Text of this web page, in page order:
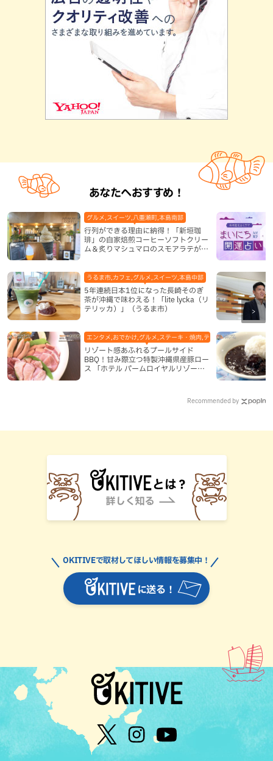
あなたへおすすめ！
行列ができる理由に納得！「新垣珈
琲」の自家焙煎コーヒーソフトクリー
ム＆炙りマシュマロのスモアラテが絶
グルメ,スイーツ,八重瀬町,本島南部
5年連続日本1位になった長崎そのぎ
茶が沖縄で味わえる！「lite lycka（リ
テリッカ）」（うるま市）
うるま市,カフェ,グルメ,スイーツ,本島中部
リゾート感あふれるプールサイド
BBQ！甘み際立つ特製沖縄県産豚ロー
ス 「ホテル パームロイヤルリゾート
エンタメ,おでかけ,グルメ,ステーキ・焼肉,テレビ,ホテル,地域,本島
Recommended by
に送る！
OKITIVEで取材してほしい情報を募集中！